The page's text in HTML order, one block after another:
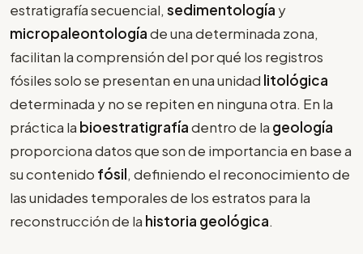
estratigrafía secuencial, sedimentología y
micropaleontologíade una determinada zona,
facilitan la comprensión del por qué los registros
fósiles solo se presentan en una unidad litológica
determinada y no se repiten en ninguna otra. En la
práctica la bioestratigrafíadentro de la geología
proporciona datos que son de importancia en base a
su contenido fósil, definiendo el reconocimiento de
las unidades temporales de los estratos para la
reconstrucción de la historia geológica.